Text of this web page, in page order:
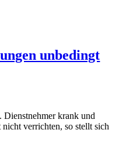
unbedingt
Dienstnehmer krank und
verrichten, so stellt sich